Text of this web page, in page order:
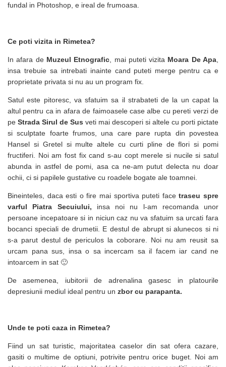
fundal in Photoshop, e ireal de frumoasa.
Ce poti vizita in Rimetea?
In afara de Muzeul Etnografic , mai puteti vizita Moara De Apa
insa trebuie sa intrebati inainte cand puteti merge pentru ca e
proprietate privata si nu au un program fix.
Satul este pitoresc, va sfatuim sa il strabateti de la un capat la
altul pentru ca in afara de faimoasele case albe cu pereti verzi de
pe Strada Sirul de Sus veti mai descoperi si altele cu porti pictate
si sculptate foarte frumos, una care pare rupta din povestea
Hansel si Gretel si multe altele cu curti pline de flori si pomi
fructiferi. Noi am fost fix cand s-au copt merele si nucile si satul
abunda in astfel de pomi, asa ca ne-am putut delecta nu doar
ochii, ci si papilele gustative cu roadele bogate ale toamnei.
Bineinteles, daca esti o fire mai sportiva puteti facetraseu spre
varful Piatra Secuiului, insa noi nu l-am recomanda unor
persoane incepatoare si in niciun caz nu va sfatuim sa urcati fara
bocanci speciali de drumetii. E destul de abrupt si alunecos si ni
s-a parut destul de periculos la coborare. Noi nu am reusit sa
urcam pana sus, insa o sa incercam sa il facem iar cand ne
intoarcem in sat 🙂
De asemenea, iubitorii de adrenalina gasesc in platourile
depresiunii mediul ideal pentru un zbor cu parapanta.
Unde te poti caza in Rimetea?
Fiind un sat turistic, majoritatea caselor din sat ofera cazare,
gasiti o multime de optiuni, potrivite pentru orice buget. Noi am